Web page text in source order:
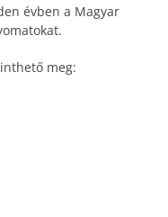
évben a Magyar
meg: